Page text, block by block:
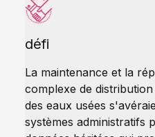
défi
La maintenance et la
complexe de
des eaux usées
systèmes administratifs